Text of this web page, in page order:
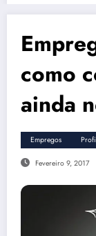
como
ainda
Empregos
Fevereiro 9, 2017